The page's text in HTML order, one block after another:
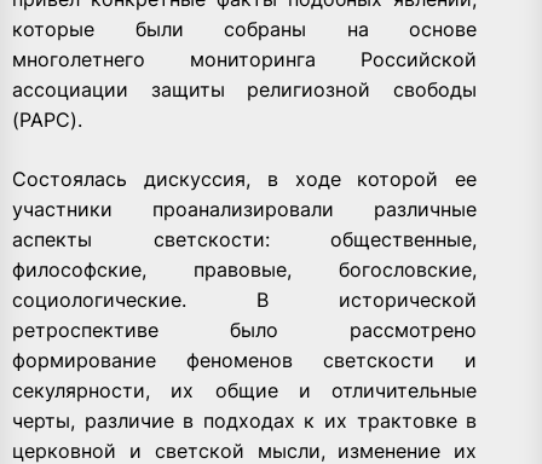
которые были собраны на основе
многолетнего мониторинга Российской
ассоциации защиты религиозной свободы
(РАРС).
Состоялась дискуссия, в ходе которой ее
участники проанализировали различные
аспекты светскости: общественные,
философские, правовые, богословские,
социологические. В исторической
ретроспективе было рассмотрено
формирование феноменов светскости и
секулярности, их общие и отличительные
черты, различие в подходах к их трактовке в
церковной и светской мысли, изменение их